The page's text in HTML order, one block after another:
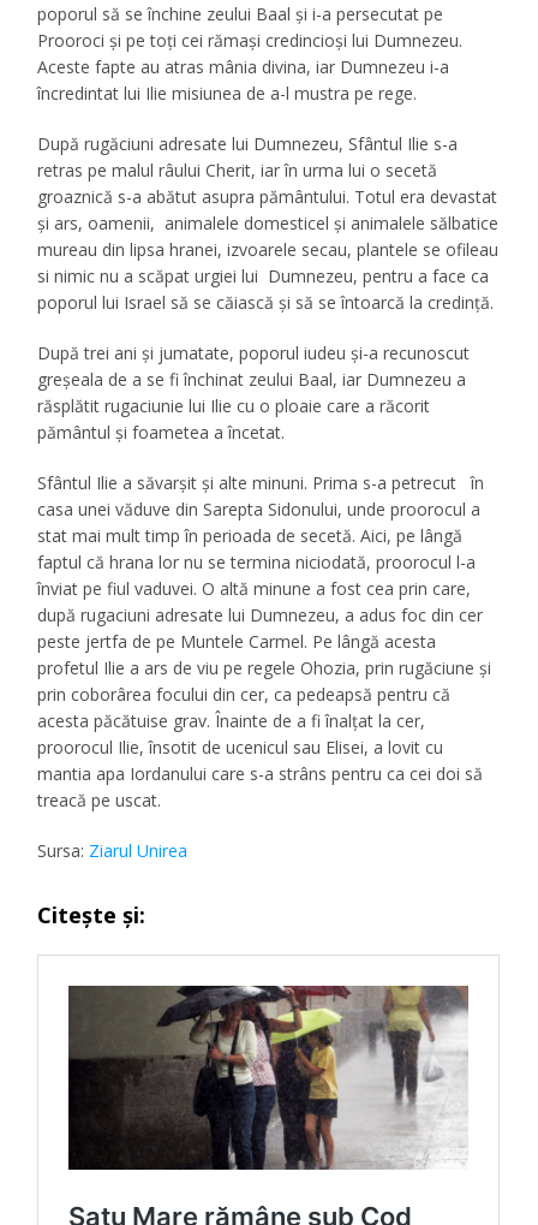
poporul să se închine zeului Baal şi i-a persecutat pe
Prooroci şi pe toţi cei rămaşi credincioşi lui Dumnezeu.
Aceste fapte au atras mânia divina, iar Dumnezeu i-a
încredintat lui Ilie misiunea de a-l mustra pe rege.
După rugăciuni adresate lui Dumnezeu, Sfântul Ilie s-a
retras pe malul râului Cherit, iar în urma lui o secetă
groaznică s-a abătut asupra pământului. Totul era devastat
şi ars, oamenii, animalele domesticel și animalele sălbatice
mureau din lipsa hranei, izvoarele secau, plantele se ofileau
si nimic nu a scăpat urgiei lui Dumnezeu, pentru a face ca
poporul lui Israel să se căiască şi să se întoarcă la credinţă.
După trei ani şi jumatate, poporul iudeu şi-a recunoscut
greşeala de a se fi închinat zeului Baal, iar Dumnezeu a
răsplătit rugaciunie lui Ilie cu o ploaie care a răcorit
pământul şi foametea a încetat.
Sfântul Ilie a săvarşit şi alte minuni. Prima s-a petrecut în
casa unei văduve din Sarepta Sidonului, unde proorocul a
stat mai mult timp în perioada de secetă. Aici, pe lângă
faptul că hrana lor nu se termina niciodată, proorocul l-a
înviat pe fiul vaduvei. O altă minune a fost cea prin care,
după rugaciuni adresate lui Dumnezeu, a adus foc din cer
peste jertfa de pe Muntele Carmel. Pe lângă acesta
profetul Ilie a ars de viu pe regele Ohozia, prin rugăciune şi
prin coborârea focului din cer, ca pedeapsă pentru că
acesta păcătuise grav. Înainte de a fi înalţat la cer,
proorocul Ilie, însotit de ucenicul sau Elisei, a lovit cu
mantia apa Iordanului care s-a strâns pentru ca cei doi să
treacă pe uscat.
Sursa: Ziarul Unirea
Citește și: